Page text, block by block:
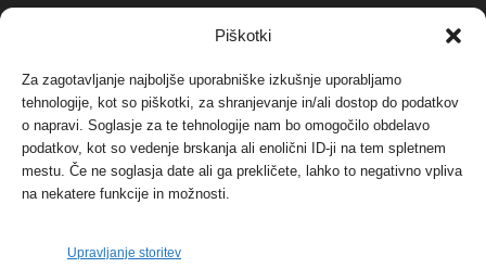
Piškotki
Za zagotavljanje najboljše uporabniške izkušnje uporabljamo
tehnologije, kot so piškotki, za shranjevanje in/ali dostop do podatkov
o napravi. Soglasje za te tehnologije nam bo omogočilo obdelavo
podatkov, kot so vedenje brskanja ali enolični ID-ji na tem spletnem
mestu. Če ne soglasja date ali ga prekličete, lahko to negativno vpliva
na nekatere funkcije in možnosti.
Upravljanje storitev
NAJBOLJ KOMENTIRANO
Protest proti vetrnim elektrarnam na Ojstrici, v
svetu pa vedno bolj...
Dogodki 12. maja, 2017
Tožilstvo v Celovcu v korist elektrarnam
Verbund